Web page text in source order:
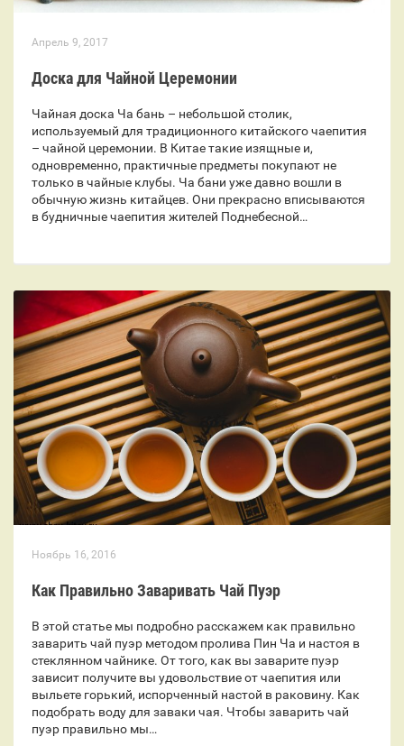
Апрель 9, 2017
Доска для Чайной Церемонии
Чайная доска Ча бань – небольшой столик,
используемый для традиционного китайского чаепития
– чайной церемонии. В Китае такие изящные и,
одновременно, практичные предметы покупают не
только в чайные клубы. Ча бани уже давно вошли в
обычную жизнь китайцев. Они прекрасно вписываются
в будничные чаепития жителей Поднебесной…
Ноябрь 16, 2016
Как Правильно Заваривать Чай Пуэр
В этой статье мы подробно расскажем как правильно
заварить чай пуэр методом пролива Пин Ча и настоя в
стеклянном чайнике. От того, как вы заварите пуэр
зависит получите вы удовольствие от чаепития или
выльете горький, испорченный настой в раковину. Как
подобрать воду для заваки чая. Чтобы заварить чай
пуэр правильно мы…